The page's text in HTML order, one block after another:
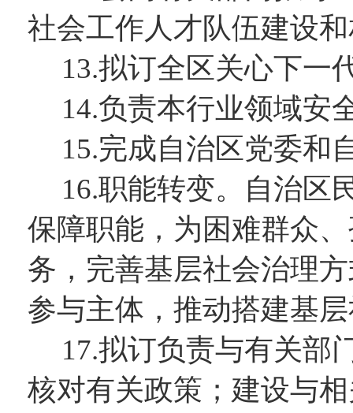
社会工作人才队伍建设
13.拟订全区关心下一
14.负责本行业领域安
15.完成自治区党委和
16.职能转变。自治区
保障职能，为困难群众
务，完善基层社会治理
参与主体，推动搭建基
17.拟订负责与有关部
核对有关政策；建设与